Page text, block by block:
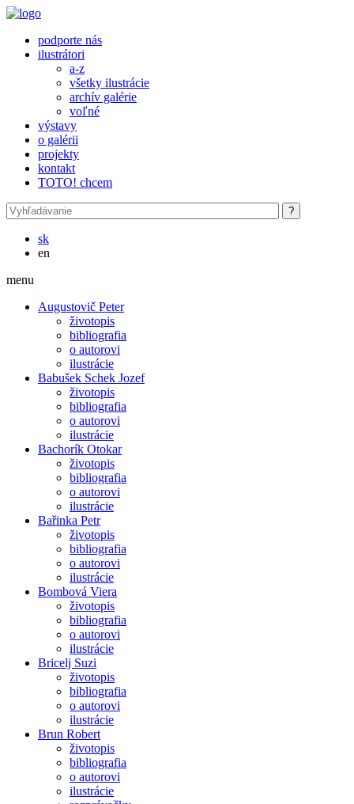
Skočiť na hlavný obsah
podporte nás
ilustrátori
a-z
všetky ilustrácie
archív galérie
voľné
výstavy
o galérii
projekty
kontakt
TOTO! chcem
sk
en
menu
Augustovič Peter
životopis
bibliografia
o autorovi
ilustrácie
Babušek Schek Jozef
životopis
bibliografia
o autorovi
ilustrácie
Bachorík Otokar
životopis
bibliografia
o autorovi
ilustrácie
Bařinka Petr
životopis
bibliografia
o autorovi
ilustrácie
Bombová Viera
životopis
bibliografia
o autorovi
ilustrácie
Bricelj Suzi
životopis
bibliografia
o autorovi
ilustrácie
Brun Robert
životopis
bibliografia
o autorovi
ilustrácie